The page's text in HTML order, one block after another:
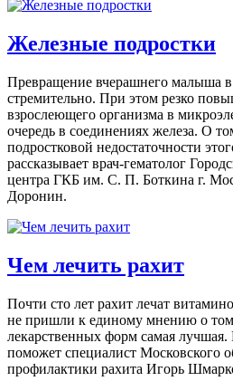
Железные подростки
Превращение вчерашнего малыша в
стремительно. При этом резко
взрослеющего организма в
очередь в соединениях железа. О
подростковой недостаточности
рассказывает врач-гематолог
центра ГКБ им. С. П. Боткина г.
Доронин.
Чем лечить рахит
Почти сто лет рахит лечат
не пришли к единому мнению о
лекарственных форм самая лучшая.
поможет специалист Московского
профилактики рахита Игорь